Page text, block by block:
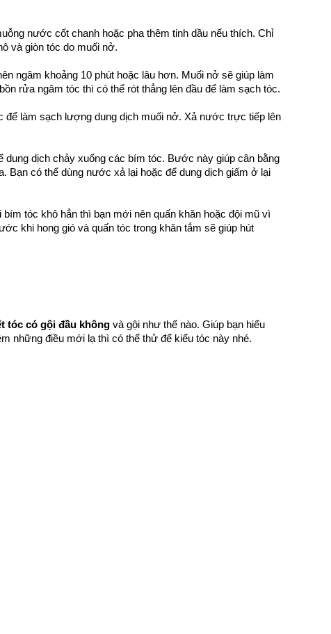
nước cốt chanh hoặc pha thêm tinh dầu nếu thích. Chỉ
và giòn tóc do muối nở.
ngâm khoảng 10 phút hoặc lâu hơn. Muối nở sẽ giúp làm
rửa ngâm tóc thì có thể rót thẳng lên đầu để làm sạch tóc.
làm sạch lượng dung dịch muối nở. Xả nước trực tiếp lên
dung dịch chảy xuống các bím tóc. Bước này giúp cân bằng
Bạn có thể dùng nước xả lại hoặc để dung dịch giấm ở lại
tóc khô hẳn thì bạn mới nên quấn khăn hoặc đội mũ vì
khi hong gió và quấn tóc trong khăn tắm sẽ giúp hút
tóc có gội đầu không và gội như thế nào. Giúp bạn hiểu
những điều mới lạ thì có thể thử để kiểu tóc này nhé.